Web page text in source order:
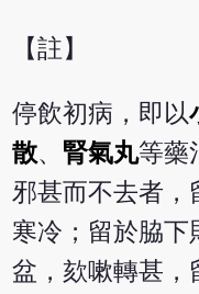
【註】
停飲初病，即以
散、 腎氣丸等藥
邪甚而不去者，
寒冷；留於脇下
盆，欬嗽轉甚，